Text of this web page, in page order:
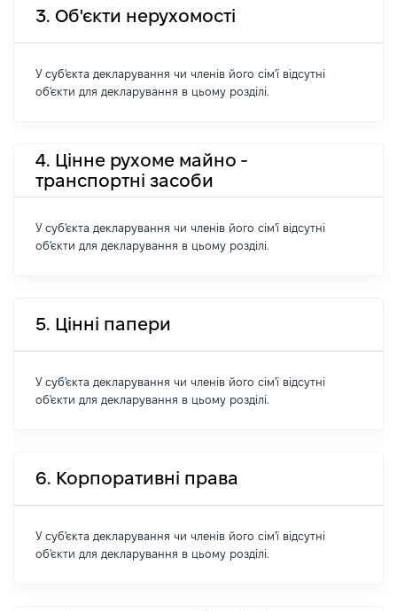
3. Об'єкти нерухомості
У суб'єкта декларування чи членів його сім'ї відсутні
об'єкти для декларування в цьому розділі.
4. Цінне рухоме майно -
транспортні засоби
У суб'єкта декларування чи членів його сім'ї відсутні
об'єкти для декларування в цьому розділі.
5. Цінні папери
У суб'єкта декларування чи членів його сім'ї відсутні
об'єкти для декларування в цьому розділі.
6. Корпоративні права
У суб'єкта декларування чи членів його сім'ї відсутні
об'єкти для декларування в цьому розділі.